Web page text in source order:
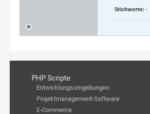
Stichworte: -
PHP Scripte
Entwicklungsumgebungen
Projektmanagement-Software
E-Commerce